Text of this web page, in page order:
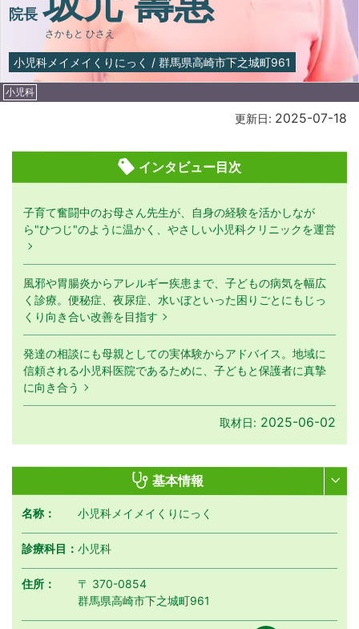
院長
さかもと ひさえ
小児科メイメイくりにっく / 群馬県高崎市下之城町961
小児科
更新日: 2025-07-18
インタビュー目次
子育て奮闘中のお母さん先生が、自身の経験を活かしなが
ら"ひつじ"のように温かく、やさしい小児科クリニックを運営
風邪や胃腸炎からアレルギー疾患まで、子どもの病気を幅広
く診療。便秘症、夜尿症、水いぼといった困りごとにもじっ
くり向き合い改善を目指す
発達の相談にも母親としての実体験からアドバイス。地域に
信頼される小児科医院であるために、子どもと保護者に真摯
に向き合う
取材日: 2025-06-02
基本情報
名称： 小児科メイメイくりにっく
診療科目：小児科
住所：
〒 370-0854
群馬県高崎市下之城町961